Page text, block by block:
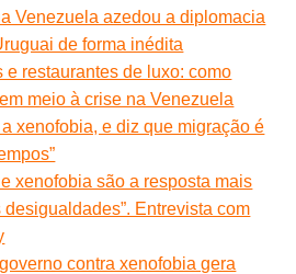
Venezuela azedou a diplomacia
de forma inédita
e restaurantes de luxo: como
meio à crise na Venezuela
xenofobia, e diz que migração é
xenofobia são a resposta mais
Entrevista com
contra xenofobia gera